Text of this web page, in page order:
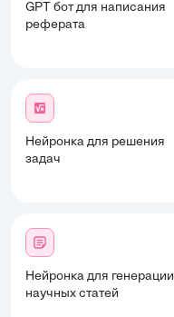
GPT бот для написания
реферата
Нейронка для решения
задач
Нейронка для генерации
научных статей